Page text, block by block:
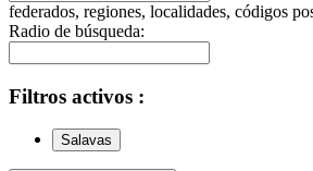
federados, regiones, localidades, códigos
Radio de búsqueda:
Filtros activos :
Salavas